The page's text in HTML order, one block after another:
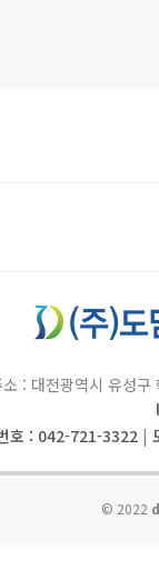
소 : 대전광역시 유성
호 : 042-721-3322|
© 2022